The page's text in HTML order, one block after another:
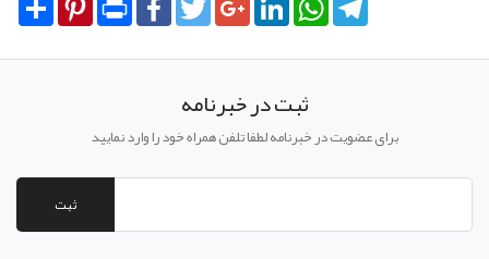
ثبت در خبرنامه
برای عضویت در خبرنامه لطفا تلفن همراه خود را وارد نمایید
ثبت